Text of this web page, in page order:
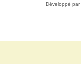
Développé par